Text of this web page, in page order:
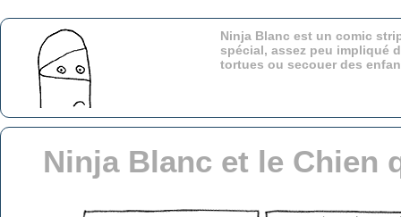
Ninja Blanc est un comic
spécial, assez peu impliqué
tortues ou secouer des
Ninja Blanc et le Chien